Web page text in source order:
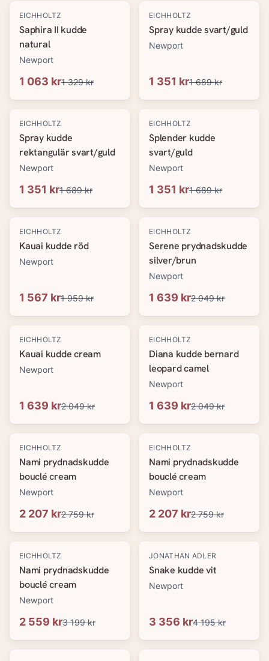
-20%
EICHHOLTZ
Saphira II kudde
natural
Newport
1 063 kr1 329 kr
-20%
EICHHOLTZ
Spray kudde svart/guld
Newport
1 351 kr1 689 kr
-20%
EICHHOLTZ
Spray kudde
rektangulär svart/guld
Newport
1 351 kr1 689 kr
-20%
EICHHOLTZ
Splender kudde
svart/guld
Newport
1 351 kr1 689 kr
-20%
EICHHOLTZ
Kauai kudde röd
Newport
1 567 kr1 959 kr
-20%
EICHHOLTZ
Serene prydnadskudde
silver/brun
Newport
1 639 kr2 049 kr
-20%
EICHHOLTZ
Kauai kudde cream
Newport
1 639 kr2 049 kr
-20%
EICHHOLTZ
Diana kudde bernard
leopard camel
Newport
1 639 kr2 049 kr
-20%
EICHHOLTZ
Nami prydnadskudde
bouclé cream
Newport
2 207 kr2 759 kr
-20%
EICHHOLTZ
Nami prydnadskudde
bouclé cream
Newport
2 207 kr2 759 kr
-20%
EICHHOLTZ
Nami prydnadskudde
bouclé cream
Newport
2 559 kr3 199 kr
-20%
JONATHAN ADLER
Snake kudde vit
Newport
3 356 kr4 195 kr